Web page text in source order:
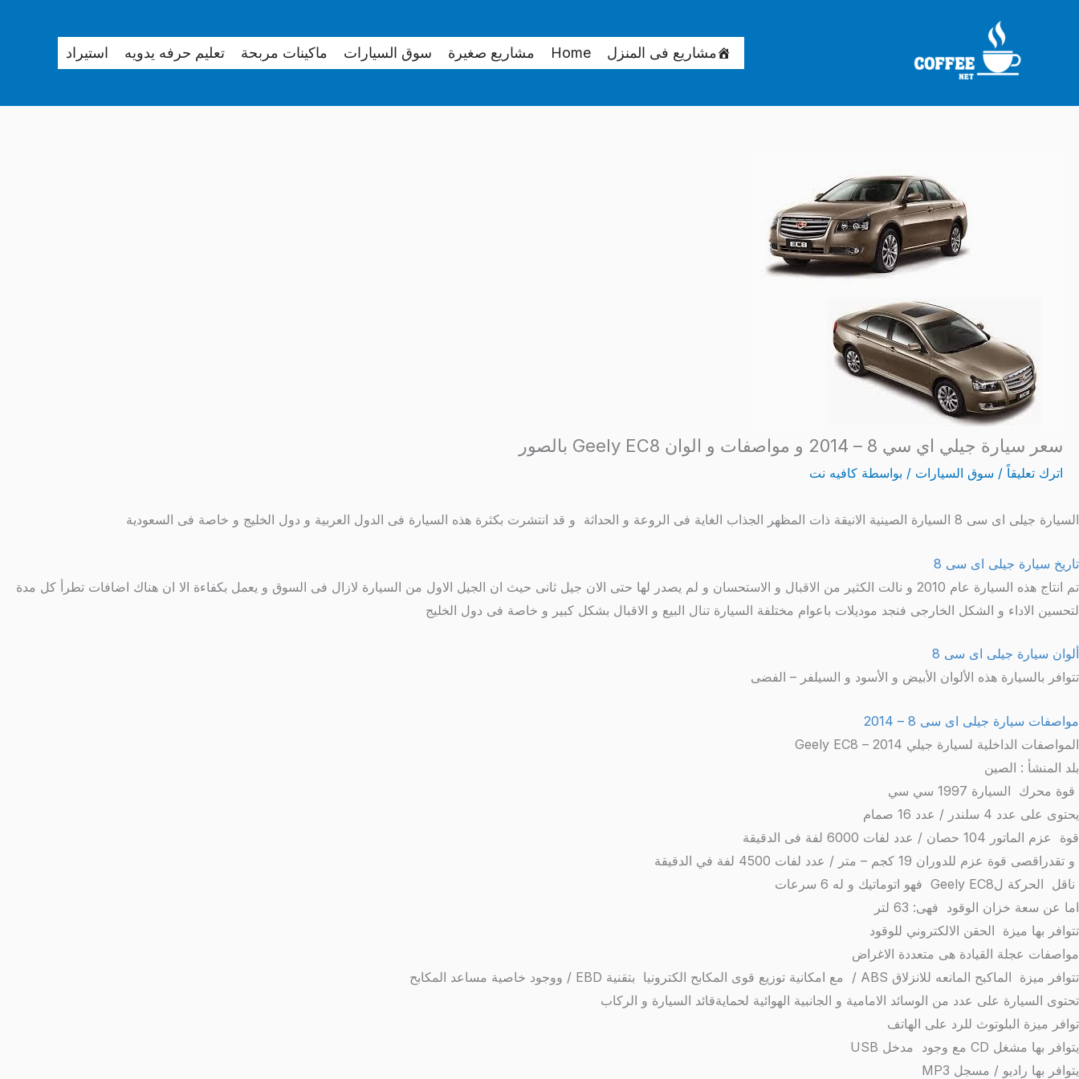
مشاريع فى المنزل Home مشاريع صغيرة سوق السيارات ماكينات مربحة تعليم حرفه يدويه استيراد
سعر سيارة جيلي اي سي 8 – 2014 و مواصفات و الوان Geely EC8 بالصور
اترك تعليقاً / سوق السيارات / بواسطة كافيه نت
السيارة جيلى اى سى 8 السيارة الصينية الانيقة ذات المظهر الجذاب الغاية فى الروعة و الحداثة و قد انتشرت بكثرة هذه السيارة فى الدول العربية و دول الخليج و خاصة فى السعودية
تاريخ سيارة جيلى اى سى 8
تم انتاج هذه السيارة عام 2010 و نالت الكثير من الاقبال و الاستحسان و لم يصدر لها حتى الان جيل ثانى حيث ان الجيل الاول من السيارة لازال فى السوق و يعمل بكفاءة الا ان هناك اضافات تطرأ كل مدة
لتحسين الاداء و الشكل الخارجى فنجد موديلات باعوام مختلفة السيارة تنال البيع و الاقبال بشكل كبير و خاصة فى دول الخليج
ألوان سيارة جيلى اى سى 8
تتوافر بالسيارة هذه الألوان الأبيض و الأسود و السيلفر – الفضى
مواصفات سيارة جيلى اى سى 8 – 2014
المواصفات الداخلية لسيارة جيلي 2014 – Geely EC8
بلد المنشأ : الصين
قوة محرك السيارة 1997 سي سي
يحتوى على عدد 4 سلندر / عدد 16 صمام
قوة عزم الماتور 104 حصان / عدد لفات 6000 لفة فى الدقيقة
و تقدراقصى قوة عزم للدوران 19 كجم – متر / عدد لفات 4500 لفة في الدقيقة
ناقل الحركة لGeely EC8 فهو اتوماتيك و له 6 سرعات
اما عن سعة خزان الوقود فهى: 63 لتر
تتوافر بها ميزة الحقن الالكتروني للوقود
مواصفات عجلة القيادة هى متعددة الاغراض
تتوافر ميزة الماكبح المانعه للانزلاق ABS / مع امكانية توزيع قوى المكابح الكترونيا بتقنية EBD / ووجود خاصية مساعد المكابح
تحتوى السيارة على عدد من الوسائد الامامية و الجانبية الهوائية لحمايةقائد السيارة و الركاب
توافر ميزة البلوتوث للرد على الهاتف
يتوافر بها مشغل CD مع وجود مدخل USB
يتوافر بها راديو / مسجل MP3